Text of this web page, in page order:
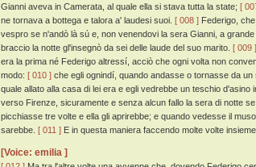
Gianni aveva in Camerata, al quale ella si stava tutta la state; [
ne tornava a bottega e talora a' laudesi suoi. [ 008 ] Federigo,
vespro se n'andò là sú e, non venendovi la sera Gianni, a
braccio la notte gl'insegnò da sei delle laude del suo marito. [ 009 ]
era la prima né Federigo altressí, acciò che ogni volta non
modo: [ 010 ] che egli ognindí, quando andasse o tornasse da
quale allato alla casa di lei era e egli vedrebbe un teschio
verso Firenze, sicuramente e senza alcun fallo la sera di notte
picchiasse tre volte e ella gli aprirebbe; e quando vedesse il
sarebbe. [ 011 ] E in questa maniera faccendo molte volte
[Voice: emilia ]